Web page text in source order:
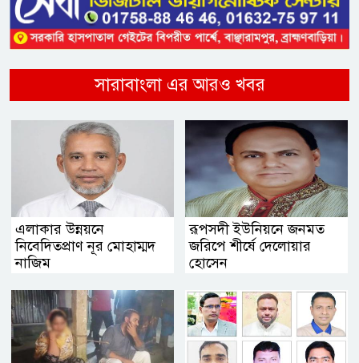
সারাবাংলা এর আরও খবর
এলাকার উন্নয়নে
নিবেদিতপ্রাণ নূর মোহাম্মদ
নাজিম
রূপসদী ইউনিয়নে জনমত
জরিপে শীর্ষে দেলোয়ার
হোসেন